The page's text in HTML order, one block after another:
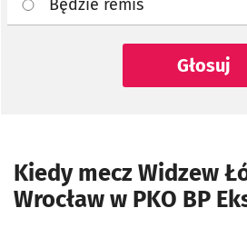
Będzie remis
Głosuj
Kiedy mecz Widzew
Wrocław w PKO BP